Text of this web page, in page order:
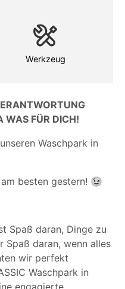
WAS FÜR DICH!
Waschpark in
besten gestern! 😉
Spaß daran, Dinge zu
Spaß daran, wenn alles
wir perfekt
Waschpark in
Werkzeug